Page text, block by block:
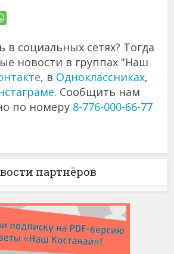
социальных сетях? Тогда
новости в группах "Наш
, в Одноклассниках,
. Сообщить нам
по номеру 8-776-000-66-77
партнёров